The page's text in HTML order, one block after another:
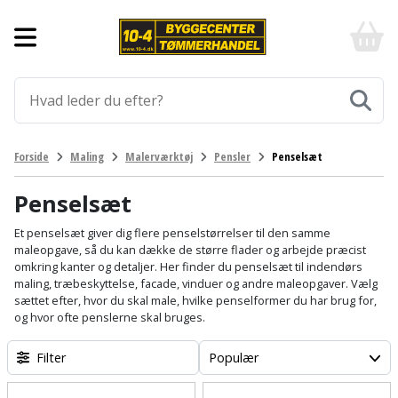
Aluprofiler
Armering
Befæstigelse
Bordplade
Byggeplader
Bygningsbeslag
Gulve
Fliser
og
klinker
Gulvtilbehør
Gulvunderlag
Gulvvarme
Laminatgulv
Værktøj
Afmærkning
Arbejdsbuk
Arbejdsvogn
Bærehåndtag
Båndstrammer
og
Elværktøj
Afkortersav
Afstandsmåler
Arbejdsbord
Arbejdslamper
og
Havemaskiner
Brændekløver
Buskrydder
Dykpumpe
Hus,
have
og
fritid
-
billigt
og
Klik
Forside Maling Malerværktøj Pensler Penselsæt
Penselsæt
Et penselsæt giver dig flere penselstørrelser til den samme
maleopgave, så du kan dække de større flader og arbejde præcist
omkring kanter og detaljer. Her finder du penselsæt til indendørs
maling, træbeskyttelse, facade, vinduer og andre maleopgaver. Vælg
sættet efter, hvor du skal male, hvilke penselformer du har brug for,
og hvor ofte penslerne skal bruges.
Filter Populær